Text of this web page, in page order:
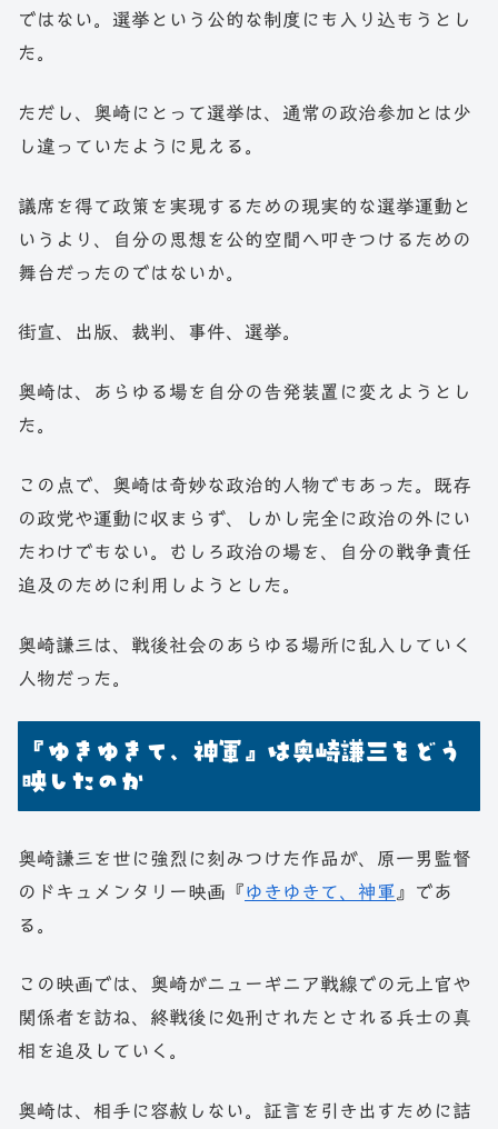
ではない。選挙という公的な制度にも入り込もうとし
た。
ただし、奥崎にとって選挙は、通常の政治参加とは少
し違っていたように見える。
議席を得て政策を実現するための現実的な選挙運動と
いうより、自分の思想を公的空間へ叩きつけるための
舞台だったのではないか。
街宣、出版、裁判、事件、選挙。
奥崎は、あらゆる場を自分の告発装置に変えようとし
た。
この点で、奥崎は奇妙な政治的人物でもあった。既存
の政党や運動に収まらず、しかし完全に政治の外にい
たわけでもない。むしろ政治の場を、自分の戦争責任
追及のために利用しようとした。
奥崎謙三は、戦後社会のあらゆる場所に乱入していく
人物だった。
『ゆきゆきて、神軍』は奥崎謙三をどう
映したのか
奥崎謙三を世に強烈に刻みつけた作品が、原一男監督
のドキュメンタリー映画『ゆきゆきて、神軍 』であ
る。
この映画では、奥崎がニューギニア戦線での元上官や
関係者を訪ね、終戦後に処刑されたとされる兵士の真
相を追及していく。
奥崎は、相手に容赦しない。証言を引き出すために詰